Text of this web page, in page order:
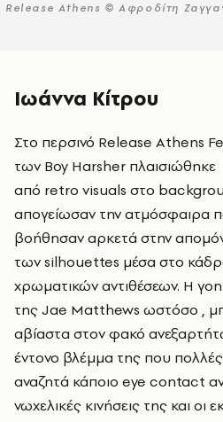
Release Athens © Αφροδίτη
Ιωάννα Κίτρου
Στο περσινό Release Athens Festival , η εμφάνιση
των Boy Harsher πλαισιώθηκε
από retro visuals στο
απογείωσαν την ατμόσφαιρα
βοήθησαν αρκετά στην
των silhouettes μέσα στο
χρωματικών αντιθέσεων. Η
της Jae Matthews ωστόσο ,
αβίαστα στον φακό
έντονο βλέμμα της που
αναζητά κάποιο eye contact
νωχελικές κινήσεις της και οι